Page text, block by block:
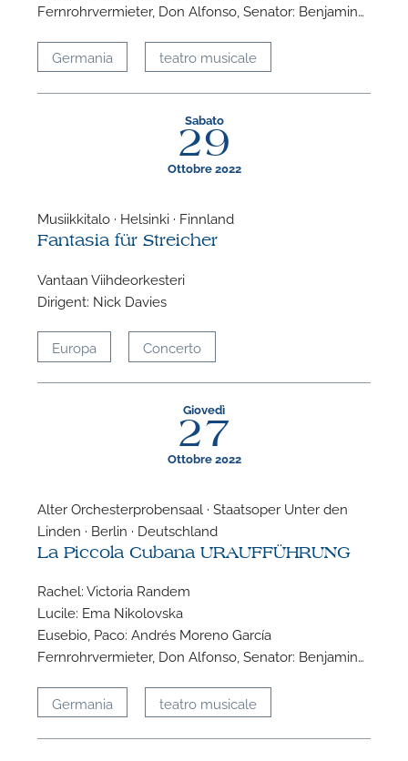
Fernrohrvermieter, Don Alfonso, Senator: Benjamin…
Germania teatro musicale
Sabato
29
Ottobre 2022
Musiikkitalo · Helsinki · Finnland
Fantasia für Streicher
Vantaan Viihdeorkesteri
Dirigent: Nick Davies
Europa Concerto
Giovedì
27
Ottobre 2022
Alter Orchesterprobensaal · Staatsoper Unter den
Linden · Berlin · Deutschland
La Piccola Cubana URAUFFÜHRUNG
Rachel: Victoria Randem
Lucile: Ema Nikolovska
Eusebio, Paco: Andrés Moreno García
Fernrohrvermieter, Don Alfonso, Senator: Benjamin…
Germania teatro musicale